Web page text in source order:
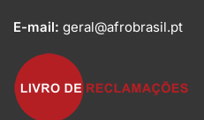
E-mail: geral@afrobrasil.pt